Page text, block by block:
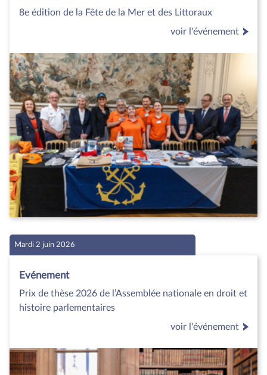
8e édition de la Fête de la Mer et des Littoraux
voir l'événement
Mardi 2 juin 2026
Evénement
Prix de thèse 2026 de l’Assemblée nationale en droit et
histoire parlementaires
voir l'événement